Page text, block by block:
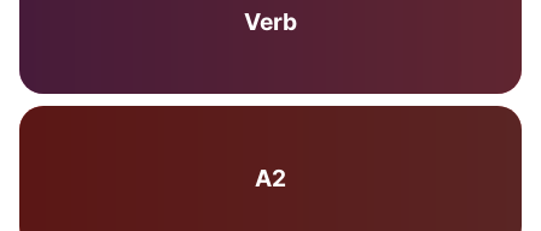
Verb
A2